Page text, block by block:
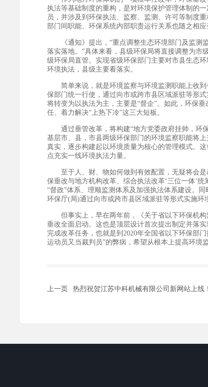
执法等基础制度的重构，是对环境保护管理体制的
员，并涉及到环保执法、监察、监测、许可等制度
部门间职能、环保系统内部职责运行关系也随之相应
《通知》提出，“重点调整生态环境部门及监测监
落实落地。”具体来看，县级环保局将直接调整为
级环保局直管。实现省级环保部门主要对市县生态
环境执法，县级主要看落实。
简单来说，就是环境监察与环境监测职能上收到
保部门统一行使，通过向市或跨市县区域派驻等形
将转变为以执法为主，主要是“督企”。如此，环保
任、着力解决“上热下冷”这三大短板。
通过垂管改革，将构建“地方党委政府挂帅，环
基层市、县，市县两级环保部门的环境监察职能将
真实，逐步构建起以环境质量为核心的管理模式。
点充实一线环境执法力量。
至于人、财、物如何做到有效配置，无疑将会是
保垂改与地方机构改革、综合执法改革‘三位一体’
“督政”体系、理顺监测体系及加强执法体系建设。
环保厅(局)通过向市或跨市县区域派驻等形式实施环
但事实上，早在两年前，《关于省以下环保机构
垂改全面启动。这也是顶层设计首次提出制定并落
完成改革任务，也就是到2020年全国省以下环保部
运动员又当裁判员”的弊病，希望从根本上提高环境
上一页 热烈祝贺江苏中科机械有限公司新网站上线！